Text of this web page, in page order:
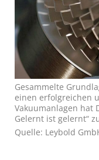
Gesammelte
einen erfolgreichen
Vakuumanlagen hat
Gelernt ist gelernt“
Quelle: Leybold